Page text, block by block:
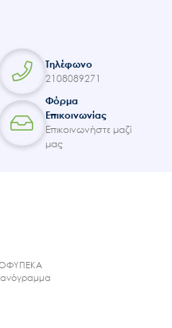
Τηλέφωνο
2108089271
Φόρμα
Επικοινωνίας
Επικοινωνήστε μαζί
μας
ΟΦΥΠΕΚΑ